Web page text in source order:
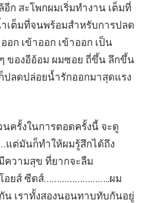
ก สะโพกผมเริ่มทำงาน เต็มที่
เต็มที่จนพร้อมสำหรับการปลด
อก เข้าออก เข้าออก เป็น
ของอีอ้อม ผมซอย ถี่ขึ้น ลึกขึ้น
ลดปล่อยน้ำรักออกมาสุดแรง
ครั้งในการตอดครั้งนี้ จะดู
ต่มันก็ทำให้ผมรู้สึกได้ถึง
ความสุข ที่ยากจะลืม
ยส์ ซีดส์……………………..ผม
น เราทั้งสองนอนทาบทับกันอยู่